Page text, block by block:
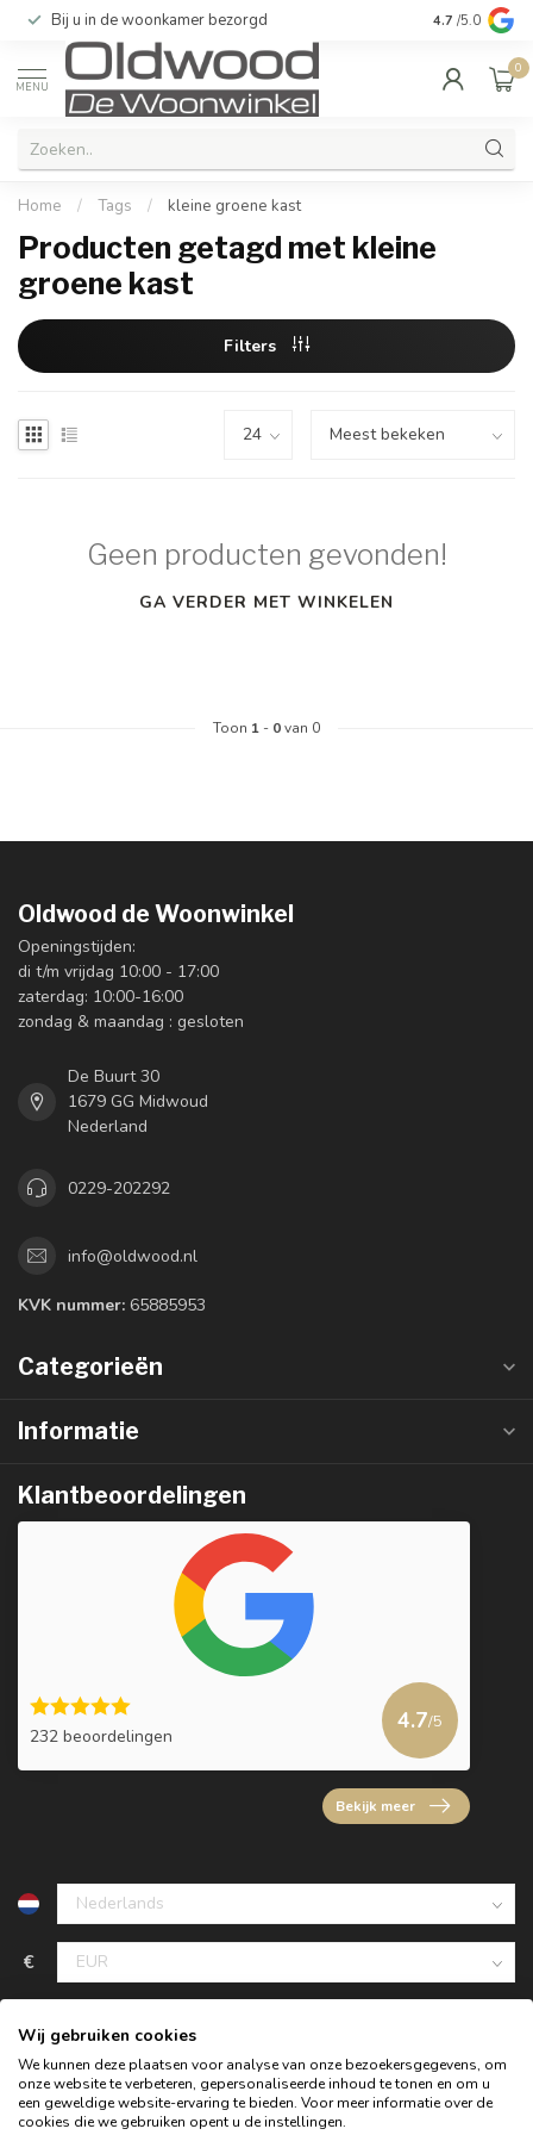
Bij u in de woonkamer bezorgd Kwaliteit &
4.7 /5.0
MENU
0
Home / Tags / kleine groene kast
Producten getagd met kleine
groene kast
Filters
Geen producten gevonden!
GA VERDER MET WINKELEN
Toon 1 - 0van 0
Oldwood de Woonwinkel
Openingstijden:
di t/m vrijdag 10:00 - 17:00
zaterdag: 10:00-16:00
zondag & maandag : gesloten
De Buurt 30
1679 GG Midwoud
Nederland
0229-202292
info@oldwood.nl
KVK nummer: 65885953
Categorieën
Informatie
Klantbeoordelingen
232 beoordelingen
4.7/5
Bekijk meer
€
Wij gebruiken cookies
We kunnen deze plaatsen voor analyse van onze bezoekersgegevens, om
onze website te verbeteren, gepersonaliseerde inhoud te tonen en om u
een geweldige website-ervaring te bieden. Voor meer informatie over de
cookies die we gebruiken opent u de instellingen.